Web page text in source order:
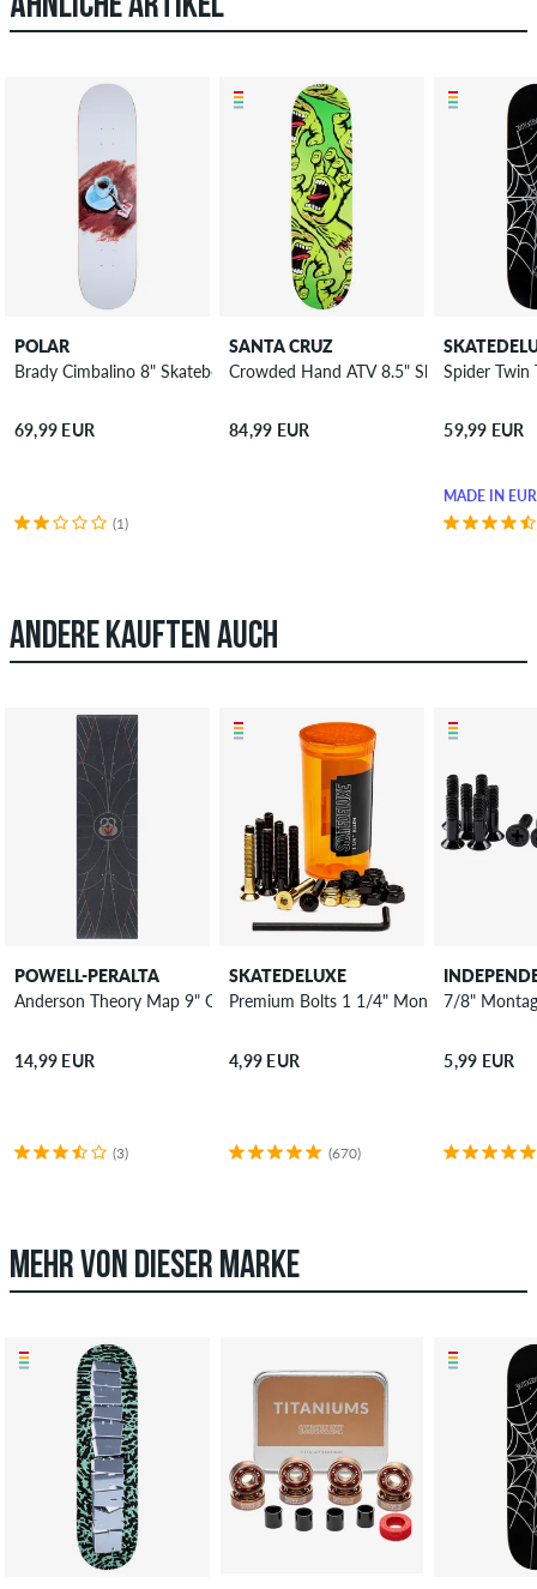
ÄHNLICHE ARTIKEL
POLAR
Brady Cimbalino 8" Skateboard Deck
69,99 EUR
(1)
SANTA CRUZ
Crowded Hand ATV 8.5" Skateboard
84,99 EUR
Spider Twin
59,99 EUR
MADE IN
ANDERE KAUFTEN AUCH
POWELL-PERALTA
Anderson Theory Map 9" Griptape
14,99 EUR
(3)
SKATEDELUXE
Premium Bolts 1 1/4" Montageset
4,99 EUR
(670)
7/8"
5,99 EUR
MEHR VON DIESER MARKE